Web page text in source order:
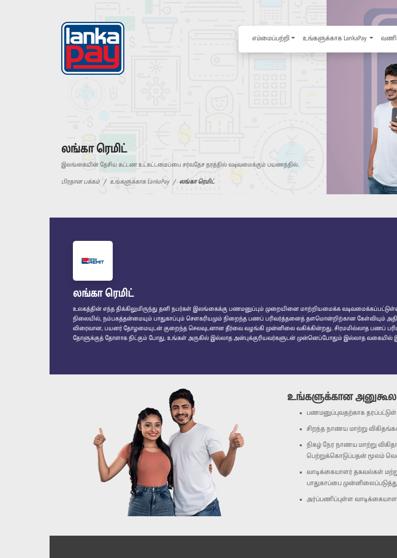
எம்மைப்பற்றி உங்களுக்காக LankaPay
லங்கா ரெமிட்
இலங்கையின் தேசிய கட்டண உட்கட்டமைப்பை சர்வதேச தரத்தில் வடிவமைக்கும் பயணத்தில்.
பிரதான பக்கம் உங்களுக்காக LankaPay லங்கா ரெமிட்
லங்கா ரெமிட்
உலகத்தின் எந்த திக்கிலுமிருந்து தனி நபர்கள் இலங்கைக்கு பணமனுப்பும் முறையினை மாற்றியமைக்க
நிலையில், நம்பகத்தன்மையும் பாதுகாப்பும் சௌகரியமும் நிறைந்த பணப் பரிவர்த்தனைத் தளமொன்றிற்கான கேள்வியும்
விரைவான, பயனர் தோழமையுடன் குறைந்த செலவுடனான தீர்வை வழங்கி முன்னிலை வகிக்கின்றது. சிரமமில்லாத பணப்
தோளுக்குத் தோளாக நிட்கும் போது, உங்கள் அருகில் இல்லாத அன்புக்குரியவர்களுடன் முன்னெப்போதும் இல்லாத
உங்களுக்கான
பணமனுப்புவதற்காக
சிறந்த நாணய மாற்று
நிகழ் நேர நாணய மாற்று
பெற்றுக்கொடுப்பதன் மூலம்
வாடிக்கையாளர் தகவல்கள்
பாதுகாப்பை
அர்ப்பணிப்புள்ள